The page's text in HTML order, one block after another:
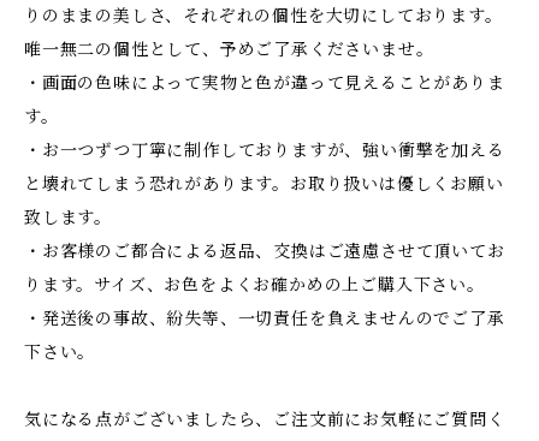
りのままの美しさ、それぞれの個性を大切にしております。
唯一無二の個性として、予めご了承くださいませ。
・画面の色味によって実物と色が違って見えることがありま
す。
・お一つずつ丁寧に制作しておりますが、強い衝撃を加える
と壊れてしまう恐れがあります。お取り扱いは優しくお願い
致します。
・お客様のご都合による返品、交換はご遠慮させて頂いてお
ります。サイズ、お色をよくお確かめの上ご購入下さい。
・発送後の事故、紛失等、一切責任を負えませんのでご了承
下さい。
気になる点がございましたら、ご注文前にお気軽にご質問く